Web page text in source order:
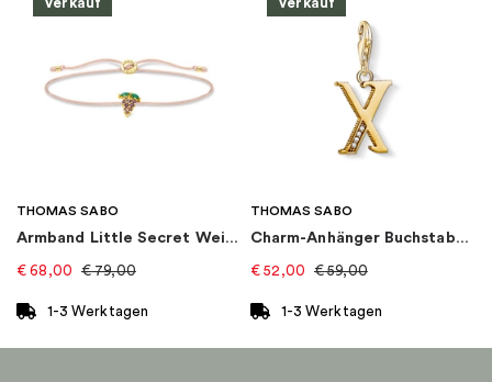
THOMAS SABO
Armband Little Secret Weintraube Gold
€ 68,00 €79,00
1-3 Werktagen
THOMAS SABO
Charm-Anhänger Buchstabe X Gold
€ 52,00 €59,00
1-3 Werktagen